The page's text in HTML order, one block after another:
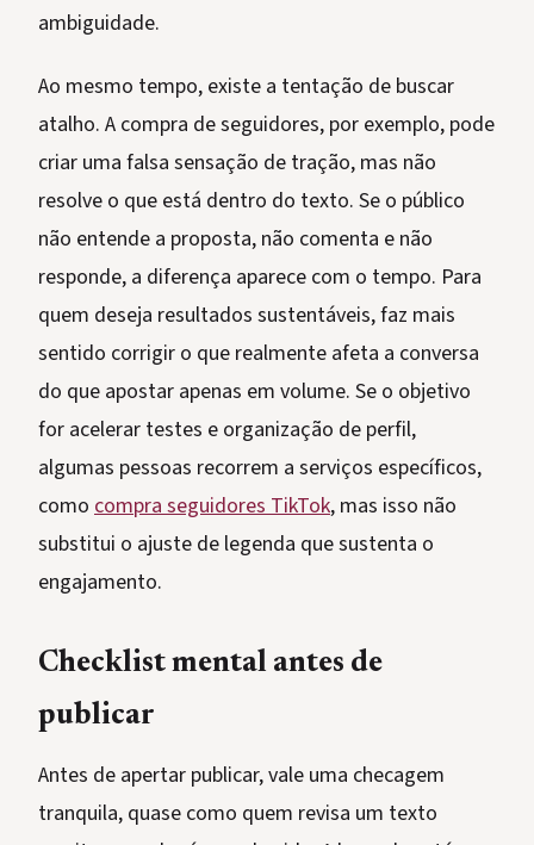
ambiguidade.
Ao mesmo tempo, existe a tentação de buscar
atalho. A compra de seguidores, por exemplo, pode
criar uma falsa sensação de tração, mas não
resolve o que está dentro do texto. Se o público
não entende a proposta, não comenta e não
responde, a diferença aparece com o tempo. Para
quem deseja resultados sustentáveis, faz mais
sentido corrigir o que realmente afeta a conversa
do que apostar apenas em volume. Se o objetivo
for acelerar testes e organização de perfil,
algumas pessoas recorrem a serviços específicos,
como compra seguidores TikTok, mas isso não
substitui o ajuste de legenda que sustenta o
engajamento.
Checklist mental antes de
publicar
Antes de apertar publicar, vale uma checagem
tranquila, quase como quem revisa um texto